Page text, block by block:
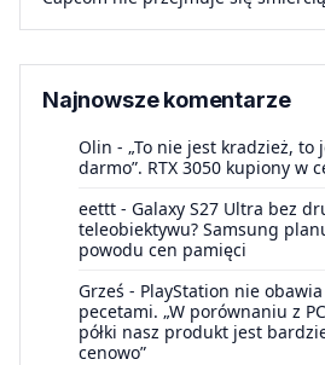
Najnowsze komentarze
Olin - „To nie jest kradzież, to
darmo”. RTX 3050 kupiony w
eettt - Galaxy S27 Ultra bez
teleobiektywu? Samsung
powodu cen pamięci
Grześ - PlayStation nie
pecetami. „W porównaniu z
półki nasz produkt jest
cenowo”